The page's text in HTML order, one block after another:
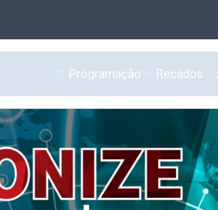
Programação Recados